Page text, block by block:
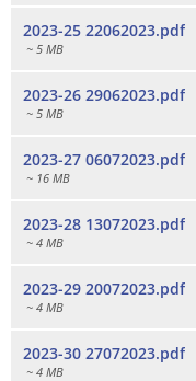
2023-25 22062023.pdf
~ 5 MB
2023-26 29062023.pdf
~ 5 MB
2023-27 06072023.pdf
~ 16 MB
2023-28 13072023.pdf
~ 4 MB
2023-29 20072023.pdf
~ 4 MB
2023-30 27072023.pdf
~ 4 MB